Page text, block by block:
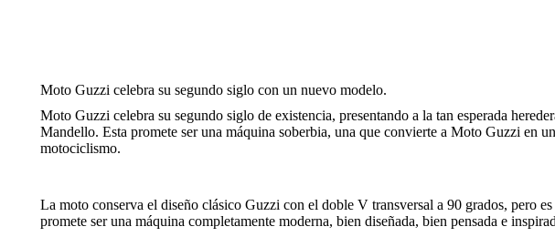
Moto Guzzi celebra su segundo siglo con un nuevo modelo.
Moto Guzzi celebra su segundo siglo de existencia, presentando a la tan esperada
Mandello. Esta promete ser una máquina soberbia, una que convierte a Moto Guzzi en
motociclismo.
La moto conserva el diseño clásico Guzzi con el doble V transversal a 90 grados, pero
promete ser una máquina completamente moderna, bien diseñada, bien pensada e